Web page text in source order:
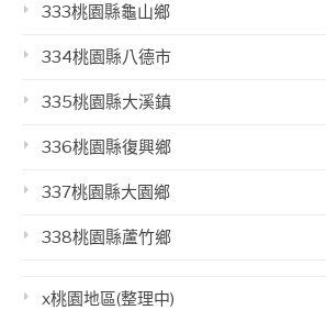
333桃園縣龜山鄉
334桃園縣八德市
335桃園縣大溪鎮
336桃園縣復興鄉
337桃園縣大園鄉
338桃園縣蘆竹鄉
x桃園地區(整理中)